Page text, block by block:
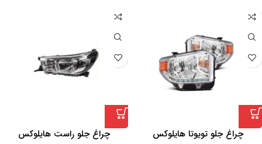
چراغ جلو تویوتا هایلوکس چراغ جلو راست هایلوکس